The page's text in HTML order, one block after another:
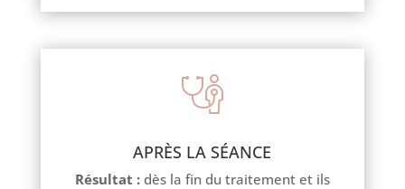
APRÈS LA SÉANCE
Résultat : dès la fin du traitement et ils